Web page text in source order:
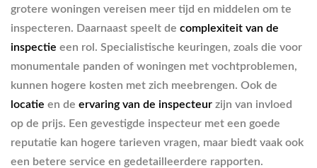
grotere woningen vereisen meer tijd en middelen om te
inspecteren. Daarnaast speelt de complexiteit van de
inspectie een rol. Specialistische keuringen, zoals die voor
monumentale panden of woningen met vochtproblemen,
kunnen hogere kosten met zich meebrengen. Ook de
locatie en de ervaring van de inspecteur zijn van invloed
op de prijs. Een gevestigde inspecteur met een goede
reputatie kan hogere tarieven vragen, maar biedt vaak ook
een betere service en gedetailleerdere rapporten.